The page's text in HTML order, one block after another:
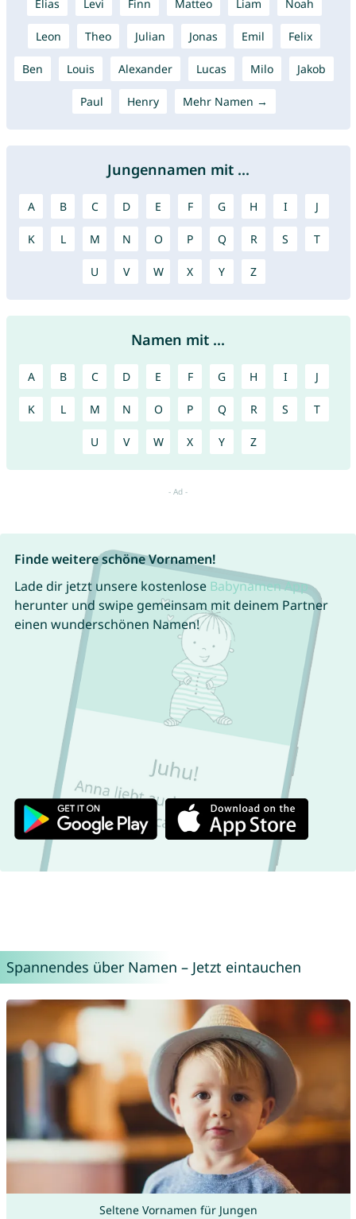
Elias Levi Finn Matteo Liam Noah
Leon Theo Julian Jonas Emil Felix
Ben Louis Alexander Lucas Milo Jakob
Paul Henry Mehr Namen →
Jungennamen mit ...
A B C D E F G H I J
K L M N O P Q R S T
U V W X Y Z
Namen mit ...
A B C D E F G H I J
K L M N O P Q R S T
U V W X Y Z
Finde weitere schöne Vornamen!
Lade dir jetzt unsere kostenlose Babynamen App
herunter und swipe gemeinsam mit deinem Partner
einen wunderschönen Namen!
Spannendes über Namen – Jetzt eintauchen
Seltene Vornamen für Jungen